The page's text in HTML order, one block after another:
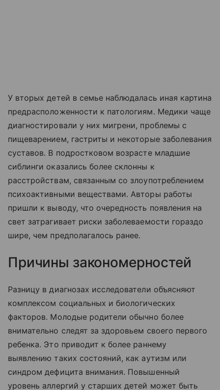
У вторых детей в семье наблюдалась иная картина
предрасположенности к патологиям. Медики чаще
диагностировали у них мигрени, проблемы с
пищеварением, гастриты и некоторые заболевания
суставов. В подростковом возрасте младшие
сиблинги оказались более склонны к
расстройствам, связанным со злоупотреблением
психоактивными веществами. Авторы работы
пришли к выводу, что очередность появления на
свет затрагивает риски заболеваемости гораздо
шире, чем предполагалось ранее.
Причины закономерностей
Разницу в диагнозах исследователи объясняют
комплексом социальных и биологических
факторов. Молодые родители обычно более
внимательно следят за здоровьем своего первого
ребенка. Это приводит к более раннему
выявлению таких состояний, как аутизм или
синдром дефицита внимания. Повышенный
уровень аллергий у старших детей может быть